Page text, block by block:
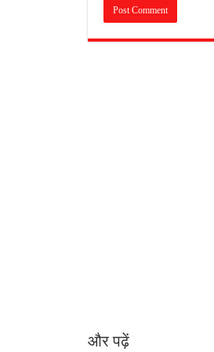
और पढ़ें